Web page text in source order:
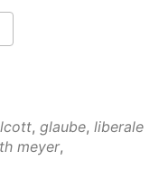
, glaube, liberale
meyer,